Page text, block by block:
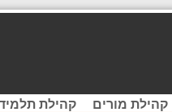
קהילת מורים קהילת